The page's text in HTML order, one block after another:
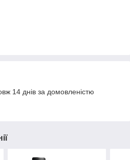
14 днів за домовленістю